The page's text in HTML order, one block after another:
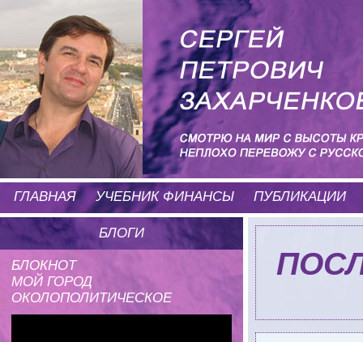
ГЛАВНАЯ УЧЕБНИК ФИНАНСЫ ПУБЛИКАЦИИ
БЛОГИ
БЛОКНОТ
МОЙ ГОРОД
ОКОЛОПОЛИТИЧЕСКОЕ